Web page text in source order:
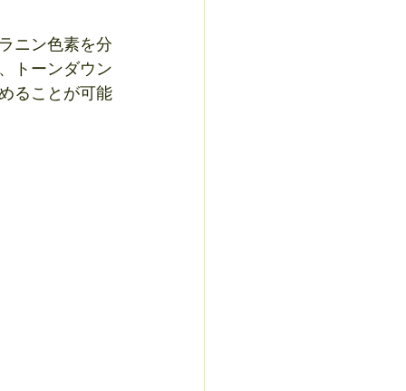
ニン色素を分
トーンダウン
ることが可能